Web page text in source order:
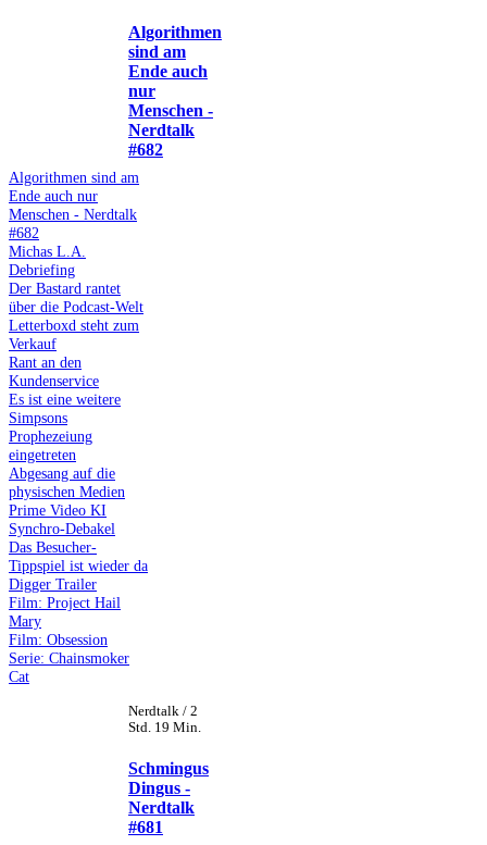
Algorithmen
sind am
Ende auch
nur
Menschen -
Nerdtalk
#682
Algorithmen sind am
Ende auch nur
Menschen - Nerdtalk
#682
Michas L.A.
Debriefing
Der Bastard rantet
über die Podcast-Welt
Letterboxd steht zum
Verkauf
Rant an den
Kundenservice
Es ist eine weitere
Simpsons
Prophezeiung
eingetreten
Abgesang auf die
physischen Medien
Prime Video KI
Synchro-Debakel
Das Besucher-
Tippspiel ist wieder da
Digger Trailer
Film: Project Hail
Mary
Film: Obsession
Serie: Chainsmoker
Cat
Nerdtalk / 2
Std. 19 Min.
Schmingus
Dingus -
Nerdtalk
#681